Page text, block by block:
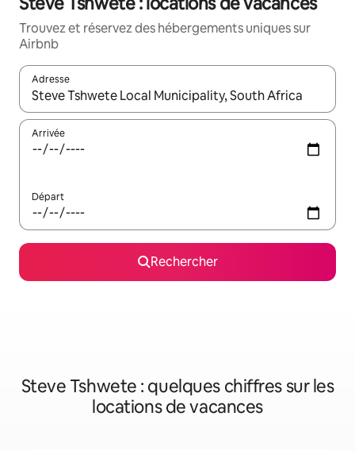
Trouvez et réservez des hébergements uniques sur
Airbnb
Adresse
Lorsque les résultats s'affichent, utilisez les flèches vers le
Arrivée
Départ
Rechercher
Steve Tshwete : quelques chiffres sur les
locations de vacances